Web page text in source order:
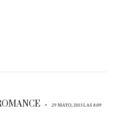
• 29 MAYO, 2013 LAS 8:09